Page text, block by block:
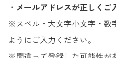
・ メールアドレスが正しくご
※スペル・大文字小文字・数
ようにご入力ください。